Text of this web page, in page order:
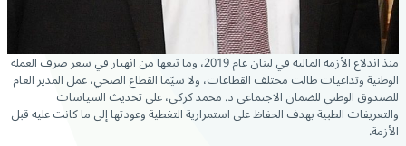
منذ اندلاع الأزمة المالية في لبنان عام 2019، وما تبعها من انهيار في سعر صرف العملة
الوطنية وتداعيات طالت مختلف القطاعات، ولا سيّما القطاع الصحي، عمل المدير العام
للصندوق الوطني للضمان الاجتماعي د. محمد كركي، على تحديث السياسات
والتعريفات الطبية بهدف الحفاظ على استمرارية التغطية وعودتها إلى ما كانت عليه قبل
الأزمة.